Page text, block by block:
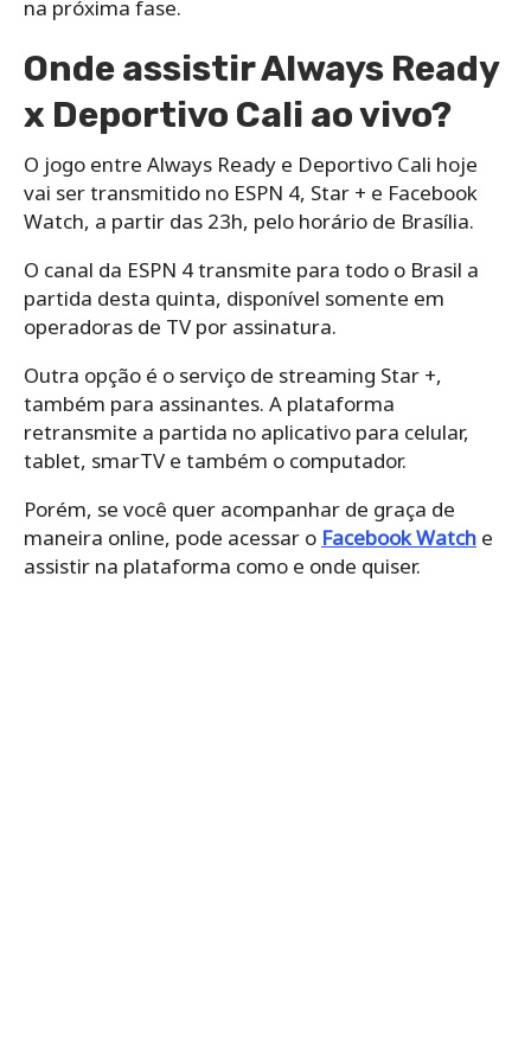
na próxima fase.
Onde assistir Always Ready
x Deportivo Cali ao vivo?
O jogo entre Always Ready e Deportivo Cali hoje
vai ser transmitido no ESPN 4, Star + e Facebook
Watch, a partir das 23h, pelo horário de Brasília.
O canal da ESPN 4 transmite para todo o Brasil a
partida desta quinta, disponível somente em
operadoras de TV por assinatura.
Outra opção é o serviço de streaming Star +,
também para assinantes. A plataforma
retransmite a partida no aplicativo para celular,
tablet, smarTV e também o computador.
Porém, se você quer acompanhar de graça de
maneira online, pode acessar o Facebook Watch e
assistir na plataforma como e onde quiser.